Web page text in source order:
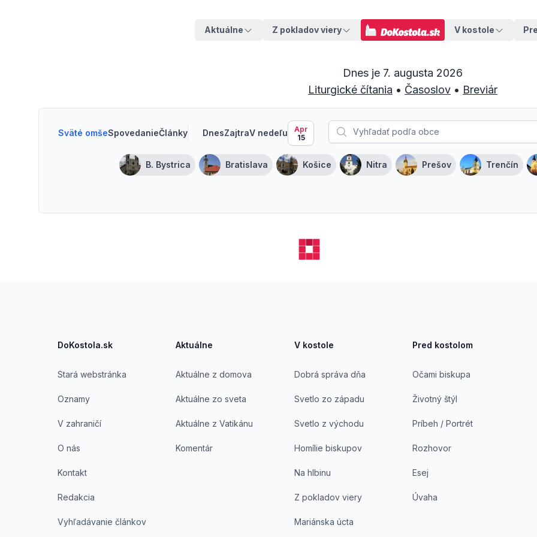
Aktuálne Z pokladov viery V kostole
Dnes je 7. augusta 2026
Liturgické čítania • Časoslov • Breviár
Sväté omšeSpovedanieČlánky DnesZajtraV nedeľu
Apr
15
B. Bystrica Bratislava Košice Nitra Prešov Trenčín
DoKostola.sk
Stará webstránka
Oznamy
V zahraničí
O nás
Kontakt
Redakcia
Vyhľadávanie článkov
Aktuálne
Aktuálne z domova
Aktuálne zo sveta
Aktuálne z Vatikánu
Komentár
V kostole
Dobrá správa dňa
Svetlo zo západu
Svetlo z východu
Homílie biskupov
Na hlbinu
Z pokladov viery
Mariánska úcta
Pred kostolom
Očami biskupa
Životný štýl
Príbeh / Portrét
Rozhovor
Esej
Úvaha